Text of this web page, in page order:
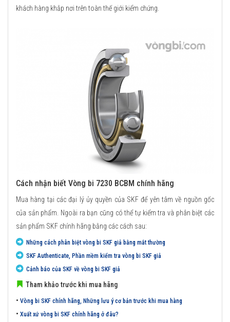
khách hàng khắp nơi trên toàn thế giới kiểm chứng.
Cách nhận biết Vòng bi 7230 BCBM chính hãng
Mua hàng tại các đại lý ủy quyền của SKF để yên tâm về nguồn gốc
của sản phẩm. Ngoài ra bạn cũng có thể tự kiểm tra và phân biệt các
sản phẩm SKF chính hãng bằng các cách sau:
Những cách phân biệt vòng bi SKF giả bằng mắt thường
SKF Authenticate, Phần mềm kiểm tra vòng bi SKF giả
Cảnh báo của SKF về vòng bi SKF giả
Tham khảo trước khi mua hãng
• Vòng bi SKF chính hãng, Những lưu ý cơ bản trước khi mua hàng
• Xuất xứ vòng bi SKF chính hãng ở đâu?